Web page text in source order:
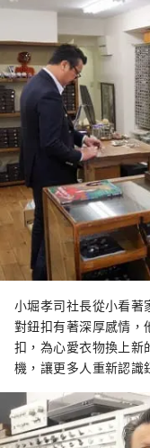
小堀孝司社長從小看著
對鈕扣有著深厚感情，
扣，為心愛衣物換上新
機，讓更多人重新認識